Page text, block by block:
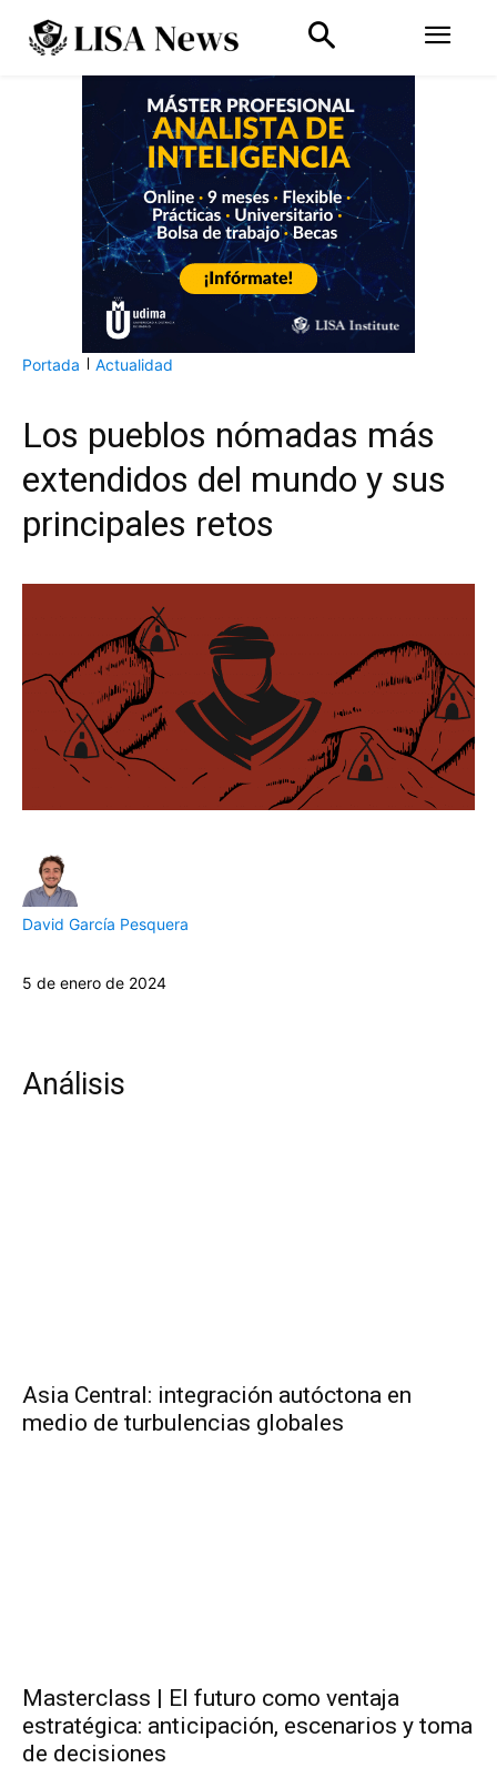
Portada Actualidad
Los pueblos nómadas más
extendidos del mundo y sus
principales retos
David García Pesquera
5 de enero de 2024
Análisis
Asia Central: integración autóctona en
medio de turbulencias globales
Masterclass | El futuro como ventaja
estratégica: anticipación, escenarios y toma
de decisiones